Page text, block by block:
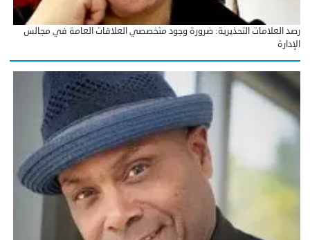
رصد العلامات التحذيرية: ضرورة وجود متخصصي العلاقات العامة في مجالس
الإدارة